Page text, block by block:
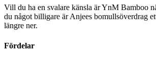
Vill du ha en svalare känsla är YnM Bamboo
du något billigare är Anjees bomullsöverdrag
längre ner.
Fördelar